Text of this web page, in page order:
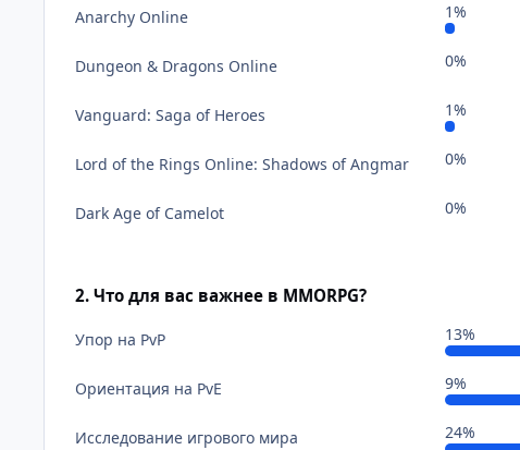
Anarchy Online 1%
Dungeon & Dragons Online 0%
Vanguard: Saga of Heroes 1%
Lord of the Rings Online: Shadows of Angmar 0%
Dark Age of Camelot 0%
2. Что для вас важнее в MMORPG?
Упор на PvP 13%
Ориентация на PvE 9%
Исследование игрового мира 24%